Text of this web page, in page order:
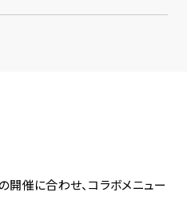
開催に合わせ、コラボメニュー